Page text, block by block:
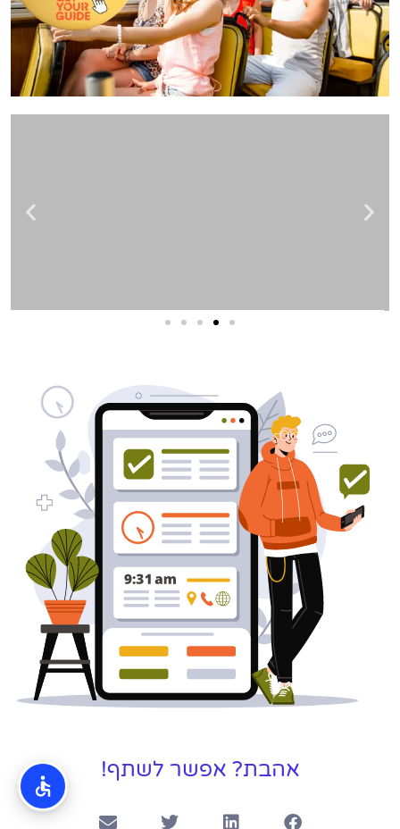
זימון תורים
עזרה בהזמנת תורים אונליין?
בעל/ת עסק? סוכנות ניהול מוניטין
לקידום, שיווק ופרסום באינטרנט
כאן עבורך!
לפרטים
אהבת? אפשר לשתף!